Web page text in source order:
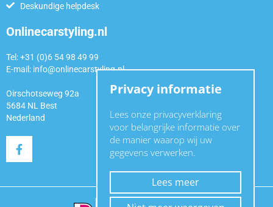
Deskundige helpdesk
Onlinecarstyling.nl
Tel: +31 (0)6 54 98 49 99
E-mail: info@onlinecarstyling.nl
Oirschotseweg 92a
5684 NL Best
Nederland
Privacy informatie
Lees onze privacyverklaring
voor belangrijke informatie over
de manier waarop wij uw
gegevens verwerken.
Lees meer